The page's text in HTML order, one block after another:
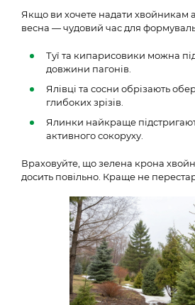
Якщо ви хочете надати хвойникам
весна — чудовий час для
Туї та кипарисовики можна
довжини пагонів.
Ялівці та сосни обрізають
глибоких зрізів.
Ялинки найкраще
активного сокоруху.
Враховуйте, що зелена крона
досить повільно. Краще не